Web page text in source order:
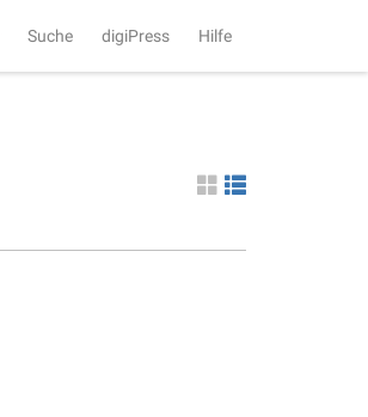
Suche digiPress Hilfe